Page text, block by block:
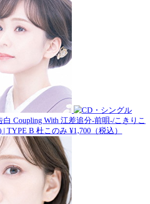
白 Coupling With 江差追分-前唄-/こきりこ
| TYPE B 杜このみ ¥1,700（税込）